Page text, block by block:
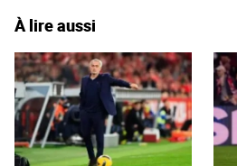
À lire aussi